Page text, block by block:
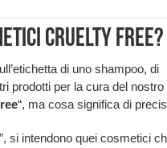
cruelty free?
di uno shampoo, di
prodotti per la cura del nostro
“, ma cosa significa di
si intendono quei cosmetici